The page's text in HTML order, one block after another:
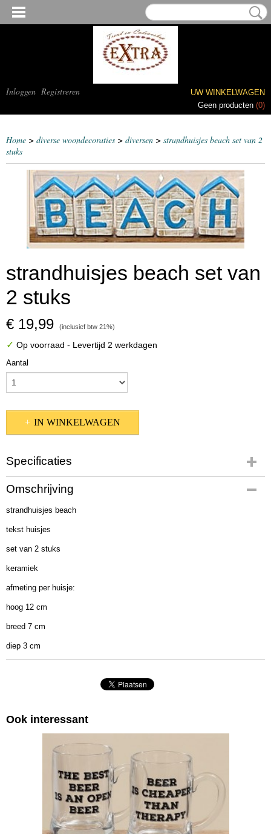
Inloggen Registreren
UW WINKELWAGEN
Geen producten (0)
Home > diverse woondecoraties > diversen > strandhuisjes beach set van 2
stuks
strandhuisjes beach set van
2 stuks
€ 19,99 (inclusief btw 21%)
✓ Op voorraad - Levertijd 2 werkdagen
Aantal
IN WINKELWAGEN
Specificaties
Productcode
5238600
EAN code
Afmetingen (l,b,h)
12 x 8 x 3 cm
Omschrijving
strandhuisjes beach
tekst huisjes
set van 2 stuks
keramiek
afmeting per huisje:
hoog 12 cm
breed 7 cm
diep 3 cm
Ook interessant